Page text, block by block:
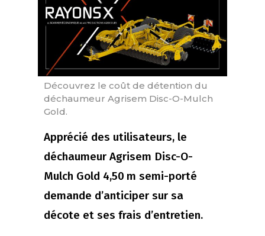
Découvrez le coût de détention du
déchaumeur Agrisem Disc-O-Mulch
Gold.
Apprécié des utilisateurs, le
déchaumeur Agrisem Disc-O-
Mulch Gold 4,50 m semi-porté
demande d’anticiper sur sa
décote et ses frais d’entretien.